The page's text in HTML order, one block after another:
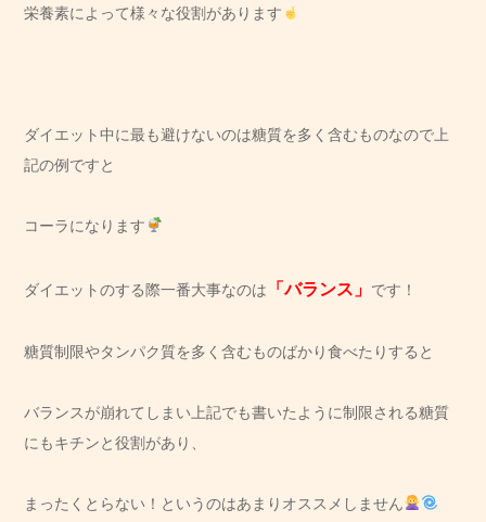
栄養素によって様々な役割があります
ダイエット中に最も避けないのは糖質を多く含むものなので上
記の例ですと
コーラになります
ダイエットのする際一番大事なのは 「バランス」 です！
糖質制限やタンパク質を多く含むものばかり食べたりすると
バランスが崩れてしまい上記でも書いたように制限される糖質
にもキチンと役割があり、
まったくとらない！というのはあまりオススメしません